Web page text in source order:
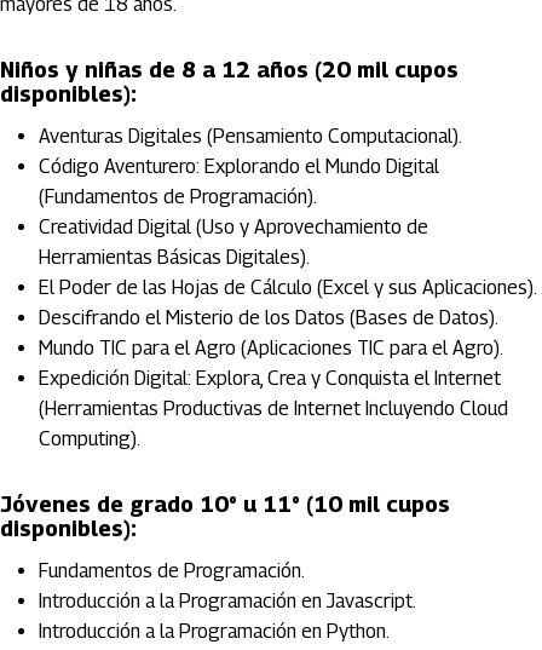
Niños y niñas de 8 a 12 años (20 mil cupos
disponibles):
Aventuras Digitales (Pensamiento Computacional).
Código Aventurero: Explorando el Mundo Digital
(Fundamentos de Programación).
Creatividad Digital (Uso y Aprovechamiento de
Herramientas Básicas Digitales).
El Poder de las Hojas de Cálculo (Excel y sus Aplicaciones).
Descifrando el Misterio de los Datos (Bases de Datos).
Mundo TIC para el Agro (Aplicaciones TIC para el Agro).
Expedición Digital: Explora, Crea y Conquista el Internet
(Herramientas Productivas de Internet Incluyendo Cloud
Computing).
Jóvenes de grado 10° u 11° (10 mil cupos
disponibles):
Fundamentos de Programación.
Introducción a la Programación en Javascript.
Introducción a la Programación en Python.